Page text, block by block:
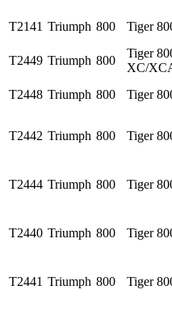
T2141 Triumph 800 Tiger
T2449 Triumph 800
Tiger
XC/
T2448 Triumph 800 Tiger
T2442 Triumph 800 Tiger
T2444 Triumph 800 Tiger
T2440 Triumph 800 Tiger
T2441 Triumph 800 Tiger